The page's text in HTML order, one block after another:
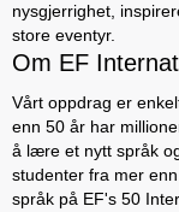
nysgjerrighet,
store eventyr.
Om EF
Vårt oppdrag er
enn 50 år har
å lære et nytt språk
studenter fra mer
språk på EF's 50